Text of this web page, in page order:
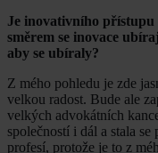
Je inovativního
směrem se inovace
aby se ubíraly?
Z mého pohledu je zde
velkou radost. Bude ale
velkých advokátních
společností i dál a stala
profesí, protože je to z